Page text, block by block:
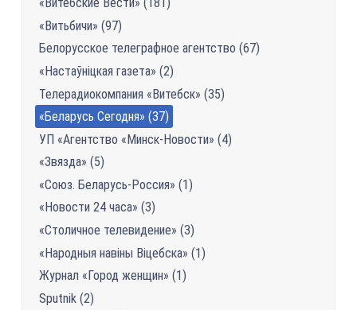
«Витьбичи» (97)
Белорусское телеграфное агентство (67)
«Настаўніцкая газетa» (2)
Телерадиокомпания «Витебск» (35)
«Беларусь Сегодня» (37)
УП «Агентство «Минск-Новости» (4)
«Звязда» (5)
«Союз. Беларусь-Россия» (1)
«Новости 24 часа» (3)
«Столичное телевидение» (3)
«Народныя навіны Віцебска» (1)
Журнал «Город женщин» (1)
Sputnik (2)